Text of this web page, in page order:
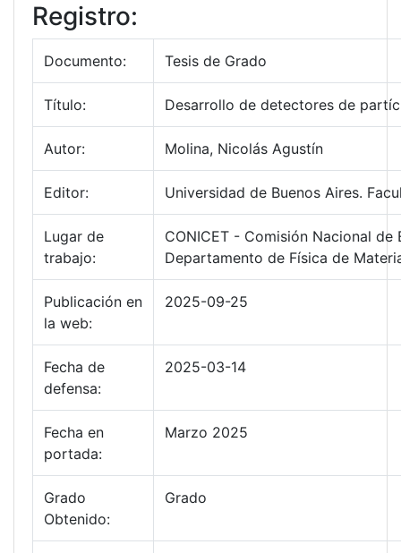
Registro:
Documento: Tesis de Grado
Título: Desarrollo de detectores de
Autor: Molina, Nicolás Agustín
Editor: Universidad de Buenos Aires.
Lugar de
trabajo:
CONICET - Comisión Nacional
Departamento de Física de
Publicación en
la web:
2025-09-25
Fecha de
defensa:
2025-03-14
Fecha en
portada:
Marzo 2025
Grado
Obtenido:
Grado